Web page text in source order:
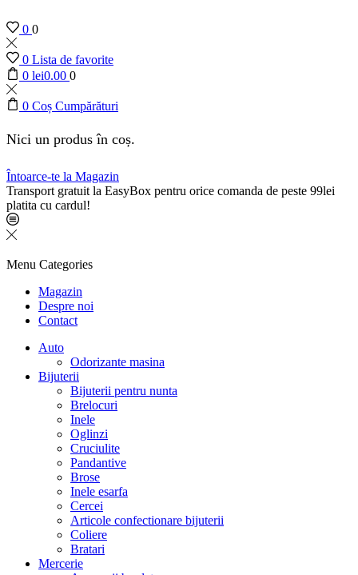
0 0
0 Lista de favorite
0 lei0.00 0
0 Coș Cumpărături
Nici un produs în coș.
Întoarce-te la Magazin
Transport gratuit la EasyBox pentru orice comanda de peste 99lei
platita cu cardul!
Menu Categories
Magazin
Despre noi
Contact
Auto
Odorizante masina
Bijuterii
Bijuterii pentru nunta
Brelocuri
Inele
Oglinzi
Cruciulite
Pandantive
Brose
Inele esarfa
Cercei
Articole confectionare bijuterii
Coliere
Bratari
Mercerie